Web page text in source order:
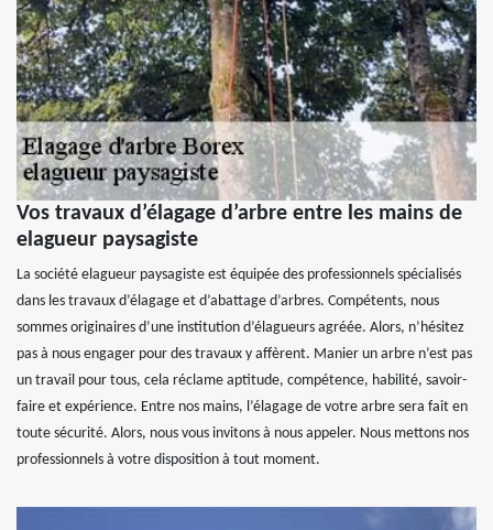
Vos travaux d’élagage d’arbre entre les mains de
elagueur paysagiste
La société elagueur paysagiste est équipée des professionnels spécialisés
dans les travaux d’élagage et d’abattage d’arbres. Compétents, nous
sommes originaires d’une institution d’élagueurs agréée. Alors, n’hésitez
pas à nous engager pour des travaux y affèrent. Manier un arbre n’est pas
un travail pour tous, cela réclame aptitude, compétence, habilité, savoir-
faire et expérience. Entre nos mains, l’élagage de votre arbre sera fait en
toute sécurité. Alors, nous vous invitons à nous appeler. Nous mettons nos
professionnels à votre disposition à tout moment.